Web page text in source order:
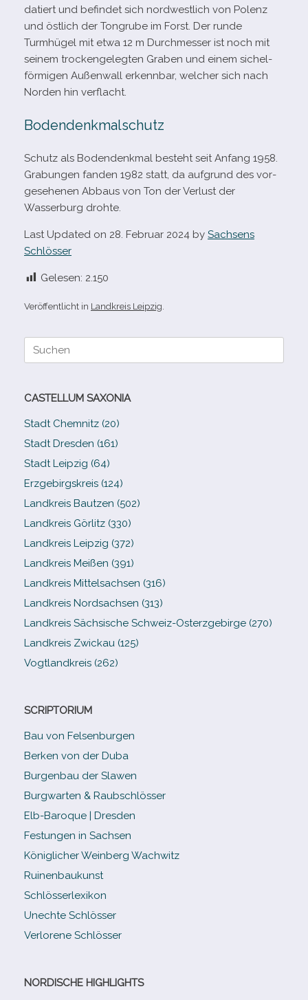
datiert und befin­det sich nord­west­lich von Polenz
und öst­lich der Tongrube im Forst. Der runde
Turmhügel mit etwa 12 m Durchmesser ist noch mit
sei­nem tro­cken­ge­leg­ten Graben und einem sichel­
för­mi­gen Außenwall erkenn­bar, wel­cher sich nach
Norden hin verflacht.
Bodendenkmalschutz
Schutz als Bodendenkmal besteht seit Anfang 1958.
Grabungen fan­den 1982 statt, da auf­grund des vor­
ge­se­he­nen Abbaus von Ton der Verlust der
Wasserburg drohte.
Last Updated on 28. Februar 2024 by Sachsens
Schlösser
Gelesen: 2.150
Veröffentlicht in Landkreis Leipzig
Suche
CASTELLUM SAXONIA
Stadt Chemnitz (20)
Stadt Dresden (161)
Stadt Leipzig (64)
Erzgebirgskreis (124)
Landkreis Bautzen (502)
Landkreis Görlitz (330)
Landkreis Leipzig (372)
Landkreis Meißen (391)
Landkreis Mittelsachsen (316)
Landkreis Nordsachsen (313)
Landkreis Sächsische Schweiz-​Osterzgebirge (270)
Landkreis Zwickau (125)
Vogtlandkreis (262)
SCRIPTORIUM
Bau von Felsenburgen
Berken von der Duba
Burgenbau der Slawen
Burgwarten & Raubschlösser
Elb-​Baroque | Dresden
Festungen in Sachsen
Königlicher Weinberg Wachwitz
Ruinenbaukunst
Schlösserlexikon
Unechte Schlösser
Verlorene Schlösser
NORDISCHE HIGHLIGHTS